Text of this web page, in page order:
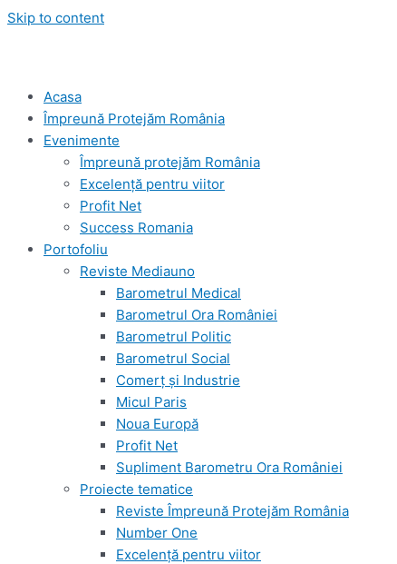
Skip to content
Acasa
Împreună Protejăm România
Evenimente
Împreună protejăm România
Excelență pentru viitor
Profit Net
Success Romania
Portofoliu
Reviste Mediauno
Barometrul Medical
Barometrul Ora României
Barometrul Politic
Barometrul Social
Comerț și Industrie
Micul Paris
Noua Europă
Profit Net
Supliment Barometru Ora României
Proiecte tematice
Reviste Împreună Protejăm România
Number One
Excelență pentru viitor